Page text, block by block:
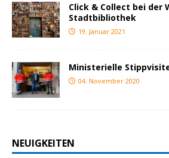
Click & Collect bei der
Stadtbibliothek
19. Januar 2021
Ministerielle
04. November 2020
NEUIGKEITEN